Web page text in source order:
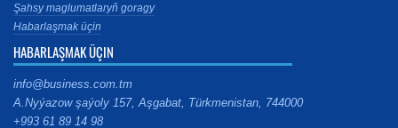
Şahsy maglumatlaryň goragy
Habarlaşmak üçin
HABARLAŞMAK ÜÇIN
info@business.com.tm
A.Nyýazow şaýoly 157, Aşgabat, Türkmenistan, 744000
+993 61 89 14 98